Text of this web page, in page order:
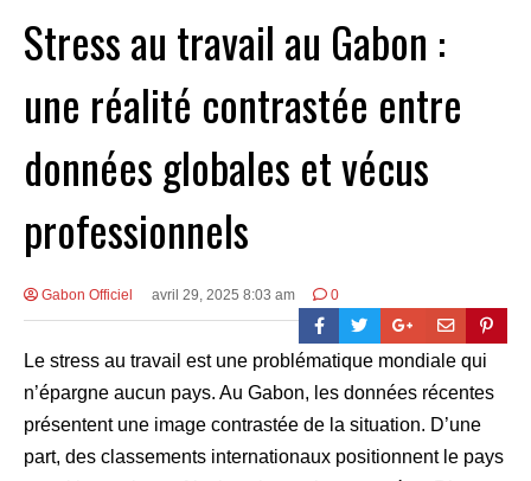
Stress au travail au Gabon :
une réalité contrastée entre
données globales et vécus
professionnels
Gabon Officiel avril 29, 2025 8:03 am 0
Le stress au travail est une problématique mondiale qui
n’épargne aucun pays. Au Gabon, les données récentes
présentent une image contrastée de la situation. D’une
part, des classements internationaux positionnent le pays